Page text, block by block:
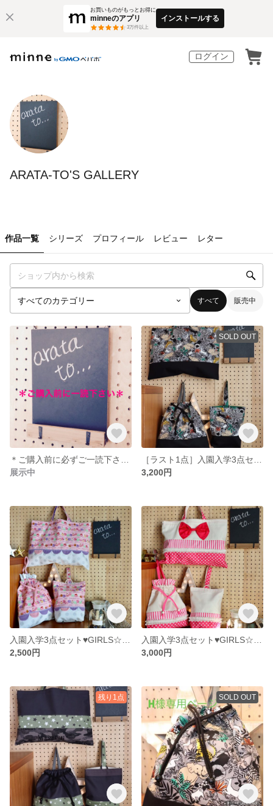
お買いものがもっとお得に
minneのアプリ
3万件以上
インストールする
ログイン
ARATA-TO'S GALLERY
作品一覧 シリーズ プロフィール レビュー レター
すべて 販売中
展示中
SOLD OUT
3,200円
2,500円
3,000円
残り1点 SOLD OUT